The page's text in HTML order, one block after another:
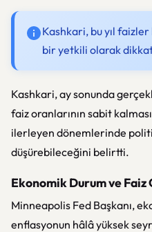
Kashkari, bu yıl
bir yetkili olarak
Kashkari, ay sonunda
faiz oranlarının sabit
ilerleyen dönemlerinde
düşürebileceğini belirtti.
Ekonomik Durum ve Faiz
Minneapolis Fed Başkanı,
enflasyonun hâlâ yüksek